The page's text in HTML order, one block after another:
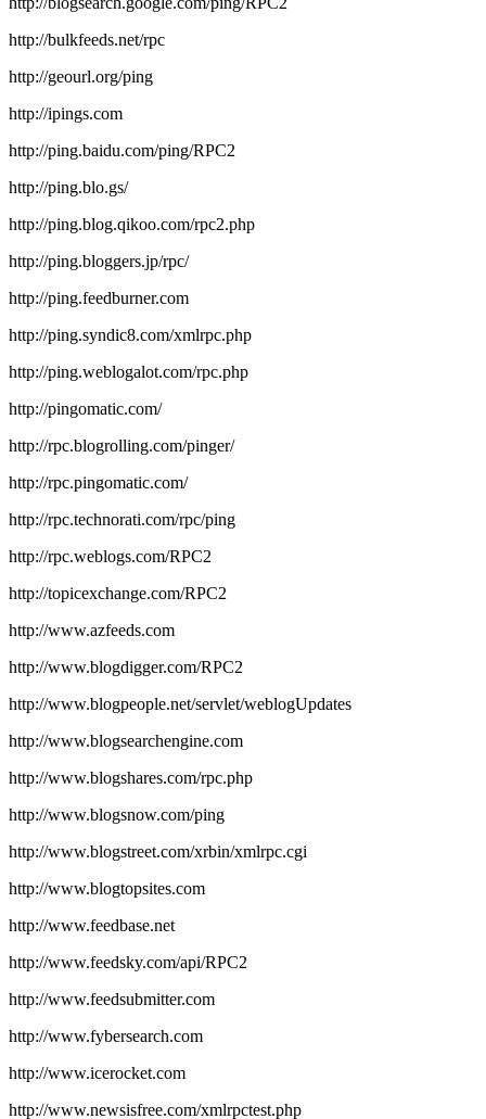
http://bulkfeeds.net/rpc
http://geourl.org/ping
http://ipings.com
http://ping.baidu.com/ping/RPC2
http://ping.blo.gs/
http://ping.blog.qikoo.com/rpc2.php
http://ping.bloggers.jp/rpc/
http://ping.feedburner.com
http://ping.syndic8.com/xmlrpc.php
http://ping.weblogalot.com/rpc.php
http://pingomatic.com/
http://rpc.blogrolling.com/pinger/
http://rpc.pingomatic.com/
http://rpc.technorati.com/rpc/ping
http://rpc.weblogs.com/RPC2
http://topicexchange.com/RPC2
http://www.azfeeds.com
http://www.blogdigger.com/RPC2
http://www.blogpeople.net/servlet/weblogUpdates
http://www.blogsearchengine.com
http://www.blogshares.com/rpc.php
http://www.blogsnow.com/ping
http://www.blogstreet.com/xrbin/xmlrpc.cgi
http://www.blogtopsites.com
http://www.feedbase.net
http://www.feedsky.com/api/RPC2
http://www.feedsubmitter.com
http://www.fybersearch.com
http://www.icerocket.com
http://www.newsisfree.com/xmlrpctest.php